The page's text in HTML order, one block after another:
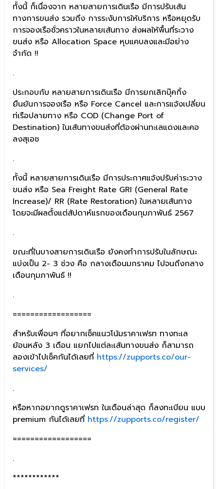
ทั้งนี้ ก็เนื่องจาก หลายสายการเดินเรือ มีการปรับเส้น
ทางการขนส่ง รวมถึง การระงับการให้บริการ หรือหยุดรับ
การจองเรือชั่วคราวในหลายเส้นทาง ส่งผลให้พื้นที่ระวาง
ขนส่ง หรือ Allocation Space หุบแคบลงและมีอย่าง
จำกัด !!
.
ประกอบกับ หลายสายการเดินเรือ มีการยกเลิกบุ๊คกิ้ง
ยืนยันการจองเรือ หรือ Force Cancel และการแจ้งเปลี่ยน
ท่เรือปลายทาง หรือ COD (Change Port of
Destination) ในเส้นทางขนส่งที่ต้องผ่านทะเลแดงและคอ
ลงสุเอช
.
ทั้งนี้ หลายสายการเดินเรือ มีการประกาศแจ้งปรับค่าระวาง
ขนส่ง หรือ Sea Freight Rate GRI (General Rate
Increase)/ RR (Rate Restoration) ในหลายเส้นทาง
โดยจะมีผลตั้งแต่สัปดาห์แรกของเดือนกุมภาพันธ์ 2567
.
ขณะที่ในบางสายการเดินเรือ ยังคงทำการปรับในลักษณะ
แบ่งเป็น 2- 3 ช่วง คือ กลางเดือนมกราคม ไปจนถึงกลาง
เดือนกุมภาพันธ์ !!
.
==================
สำหรับเพื่อนๆ ที่อยากเช็คแนวโน้มราคาเฟรท ทางทะเล
ย้อนหลัง 3 เดือน แยกไปแต่ละเส้นทางขนส่ง ก็สามารถ
ลองเข้าไปเช็คกันได้เลยที่ https://zupports.co/our-
services/
.
หรือหากอยากดูราคาเฟรท ในเดือนล่าสุด ก็ลงทะเบียน แบบ
premium กันได้เลยที่ https://zupports.co/register/
==================
.
************